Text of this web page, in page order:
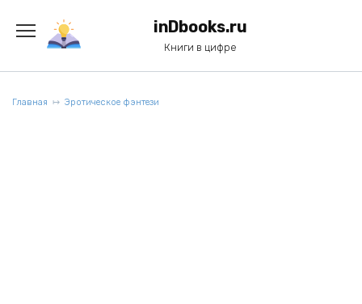
содержанию
inDbooks.ru
Книги в цифре
Главная Эротическое фэнтези